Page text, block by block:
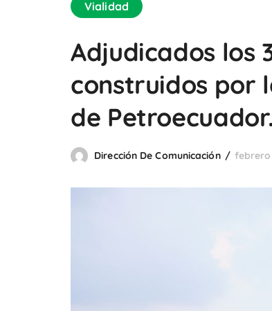
Vialidad
Adjudicados los
construidos por
de Petroecuador.
Dirección De Comunicación febrero